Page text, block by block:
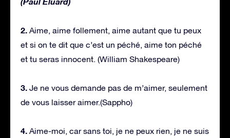
2. Aime, aime follement, aime autant que tu peux
et si on te dit que c’est un péché, aime ton péché
et tu seras innocent. (William Shakespeare)
3. Je ne vous demande pas de m’aimer, seulement
de vous laisser aimer.(Sappho)
4. Aime-moi, car sans toi, je ne peux rien, je ne suis